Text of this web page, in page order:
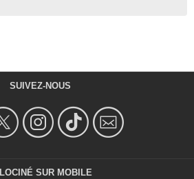
SUIVEZ-NOUS
SUR MOBILE